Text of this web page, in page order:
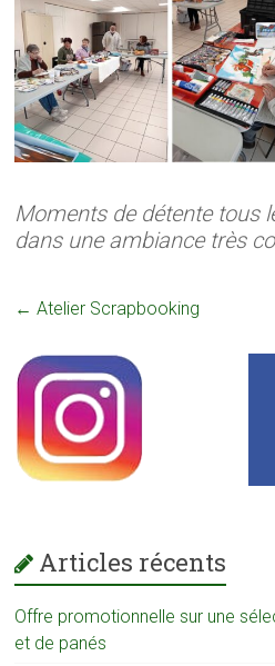
Moments de détente tous
dans une ambiance très
← Atelier Scrapbooking
Articles récents
Offre promotionnelle sur une
et de panés